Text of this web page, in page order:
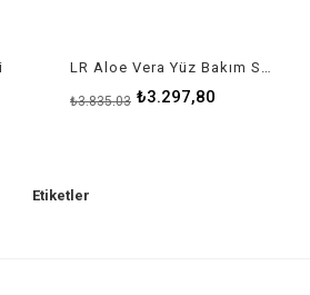
LR Aloe Vera Yüz Bakım Seti
₺3.297,80
₺3.835,03
Etiketler